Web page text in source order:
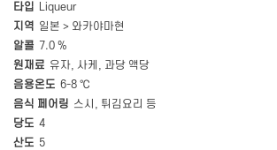
타입
Liqueur
지역 일본 > 와카야마현
알콜 7.0 %
원재료 유자, 사케, 과당 액당
음용온도 6-8 ℃
음식 페어링 스시, 튀김요리 등
당도 4
산도 5